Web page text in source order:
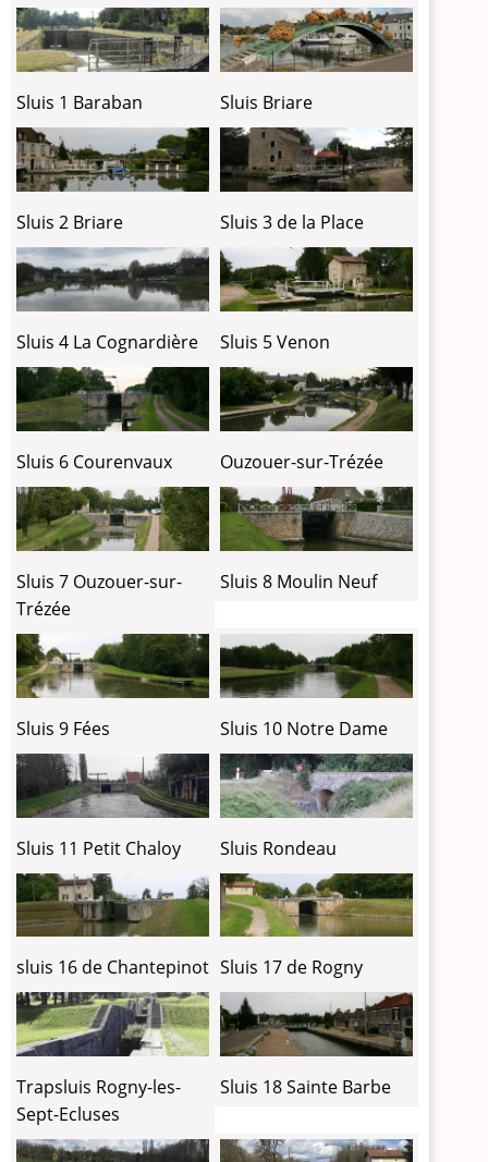
Sluis 1 Baraban Sluis Briare
Sluis 2 Briare Sluis 3 de la Place
Sluis 4 La Cognardière Sluis 5 Venon
Sluis 6 Courenvaux Ouzouer-sur-Trézée
Sluis 7 Ouzouer-sur-
Trézée
Sluis 8 Moulin Neuf
Sluis 9 Fées Sluis 10 Notre Dame
Sluis 11 Petit Chaloy Sluis Rondeau
sluis 16 de Chantepinot Sluis 17 de Rogny
Trapsluis Rogny-les-
Sept-Ecluses
Sluis 18 Sainte Barbe